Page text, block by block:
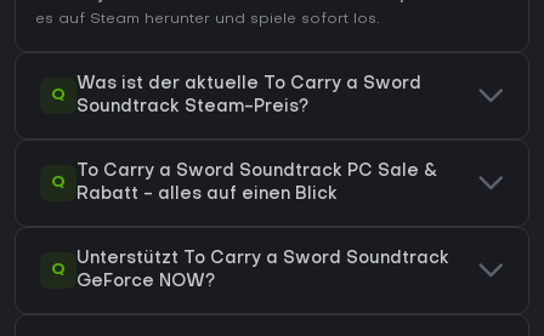
es auf Steam herunter und spiele sofort los.
Q
Was ist der aktuelle To Carry a Sword
Soundtrack Steam-Preis?
Q
To Carry a Sword Soundtrack PC Sale &
Rabatt - alles auf einen Blick
Q
Unterstützt To Carry a Sword Soundtrack
GeForce NOW?